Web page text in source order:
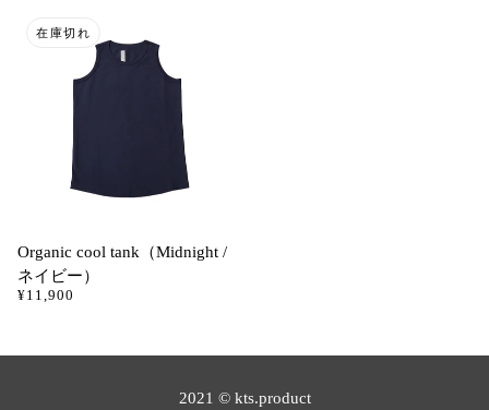
在庫切れ
Organic cool tank（Midnight /
ネイビー）
¥11,900
2021 © kts.product